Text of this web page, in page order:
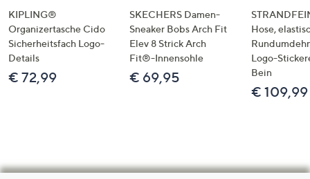
KIPLING®
Organizertasche Cido
Sicherheitsfach Logo-
Details
€ 72,99
SKECHERS Damen-
Sneaker Bobs Arch Fit
Elev 8 Strick Arch
Fit®-Innensohle
€ 69,95
Hose,
Logo-
Bein
€ 109,99